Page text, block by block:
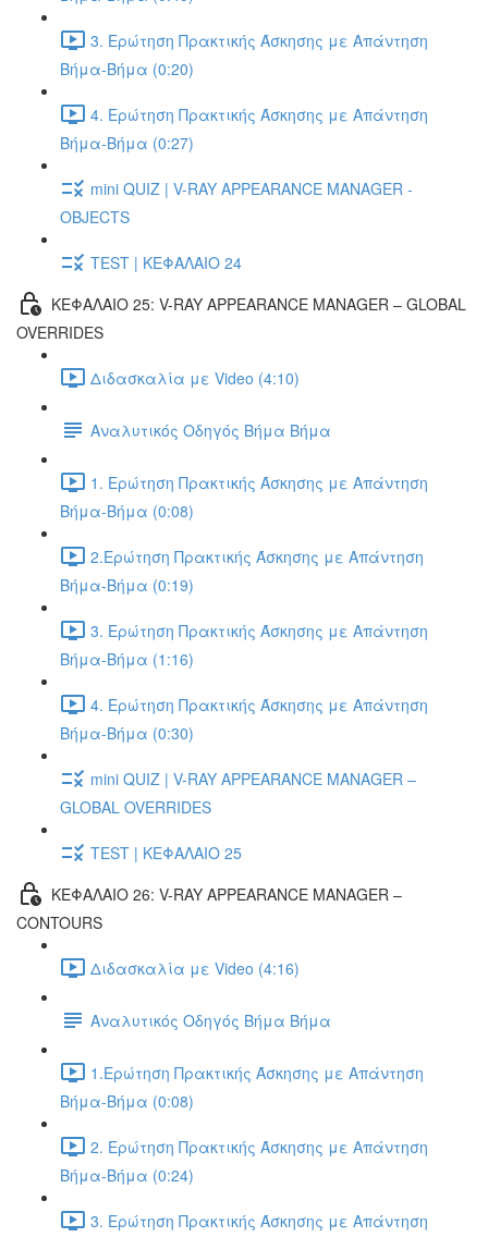
3. Ερώτηση Πρακτικής Άσκησης με Απάντηση
Βήμα-Βήμα (0:20)
4. Ερώτηση Πρακτικής Άσκησης με Απάντηση
Βήμα-Βήμα (0:27)
mini QUIZ | V-RAY APPEARANCE MANAGER -
OBJECTS
TEST | ΚΕΦΑΛΑΙΟ 24
ΚΕΦΑΛΑΙΟ 25: V-RAY APPEARANCE MANAGER – GLOBAL
OVERRIDES
Διδασκαλία με Video (4:10)
Αναλυτικός Οδηγός Βήμα Βήμα
1. Ερώτηση Πρακτικής Άσκησης με Απάντηση
Βήμα-Βήμα (0:08)
2.Ερώτηση Πρακτικής Άσκησης με Απάντηση
Βήμα-Βήμα (0:19)
3. Ερώτηση Πρακτικής Άσκησης με Απάντηση
Βήμα-Βήμα (1:16)
4. Ερώτηση Πρακτικής Άσκησης με Απάντηση
Βήμα-Βήμα (0:30)
mini QUIZ | V-RAY APPEARANCE MANAGER –
GLOBAL OVERRIDES
TEST | ΚΕΦΑΛΑΙΟ 25
ΚΕΦΑΛΑΙΟ 26: V-RAY APPEARANCE MANAGER –
CONTOURS
Διδασκαλία με Video (4:16)
Αναλυτικός Οδηγός Βήμα Βήμα
1.Ερώτηση Πρακτικής Άσκησης με Απάντηση
Βήμα-Βήμα (0:08)
2. Ερώτηση Πρακτικής Άσκησης με Απάντηση
Βήμα-Βήμα (0:24)
3. Ερώτηση Πρακτικής Άσκησης με Απάντηση